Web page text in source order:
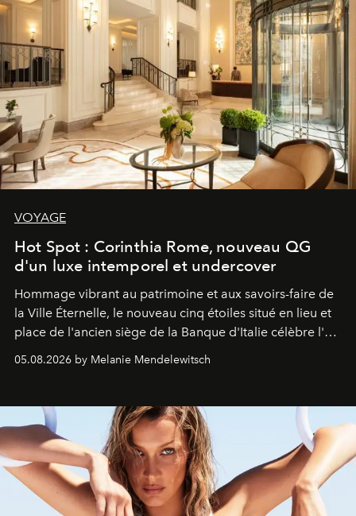
VOYAGE
Hot Spot : Corinthia Rome, nouveau QG
d'un luxe intemporel et undercover
Hommage vibrant au patrimoine et aux savoirs-faire de
la Ville Éternelle, le nouveau cinq étoiles situé en lieu et
place de l'ancien siège de la Banque d'Italie célèbre l'art
de vivre Romain dans toute son élégance intemporelle.
05.08.2026 by Melanie Mendelewitsch